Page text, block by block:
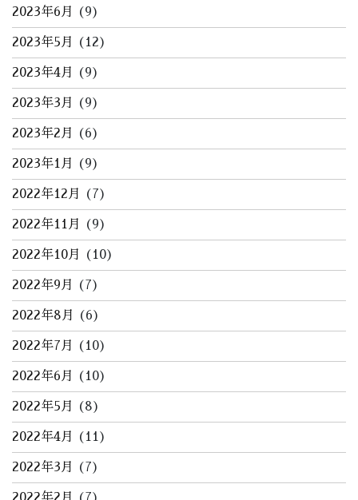
2023年6月 (9)
2023年5月 (12)
2023年4月 (9)
2023年3月 (9)
2023年2月 (6)
2023年1月 (9)
2022年12月 (7)
2022年11月 (9)
2022年10月 (10)
2022年9月 (7)
2022年8月 (6)
2022年7月 (10)
2022年6月 (10)
2022年5月 (8)
2022年4月 (11)
2022年3月 (7)